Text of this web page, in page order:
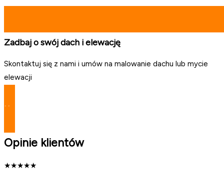
Zadbaj o swój dach i elewację
Skontaktuj się z nami i umów na malowanie dachu lub mycie
elewacji
Umów się teraz
Opinie klientów
★★★★★